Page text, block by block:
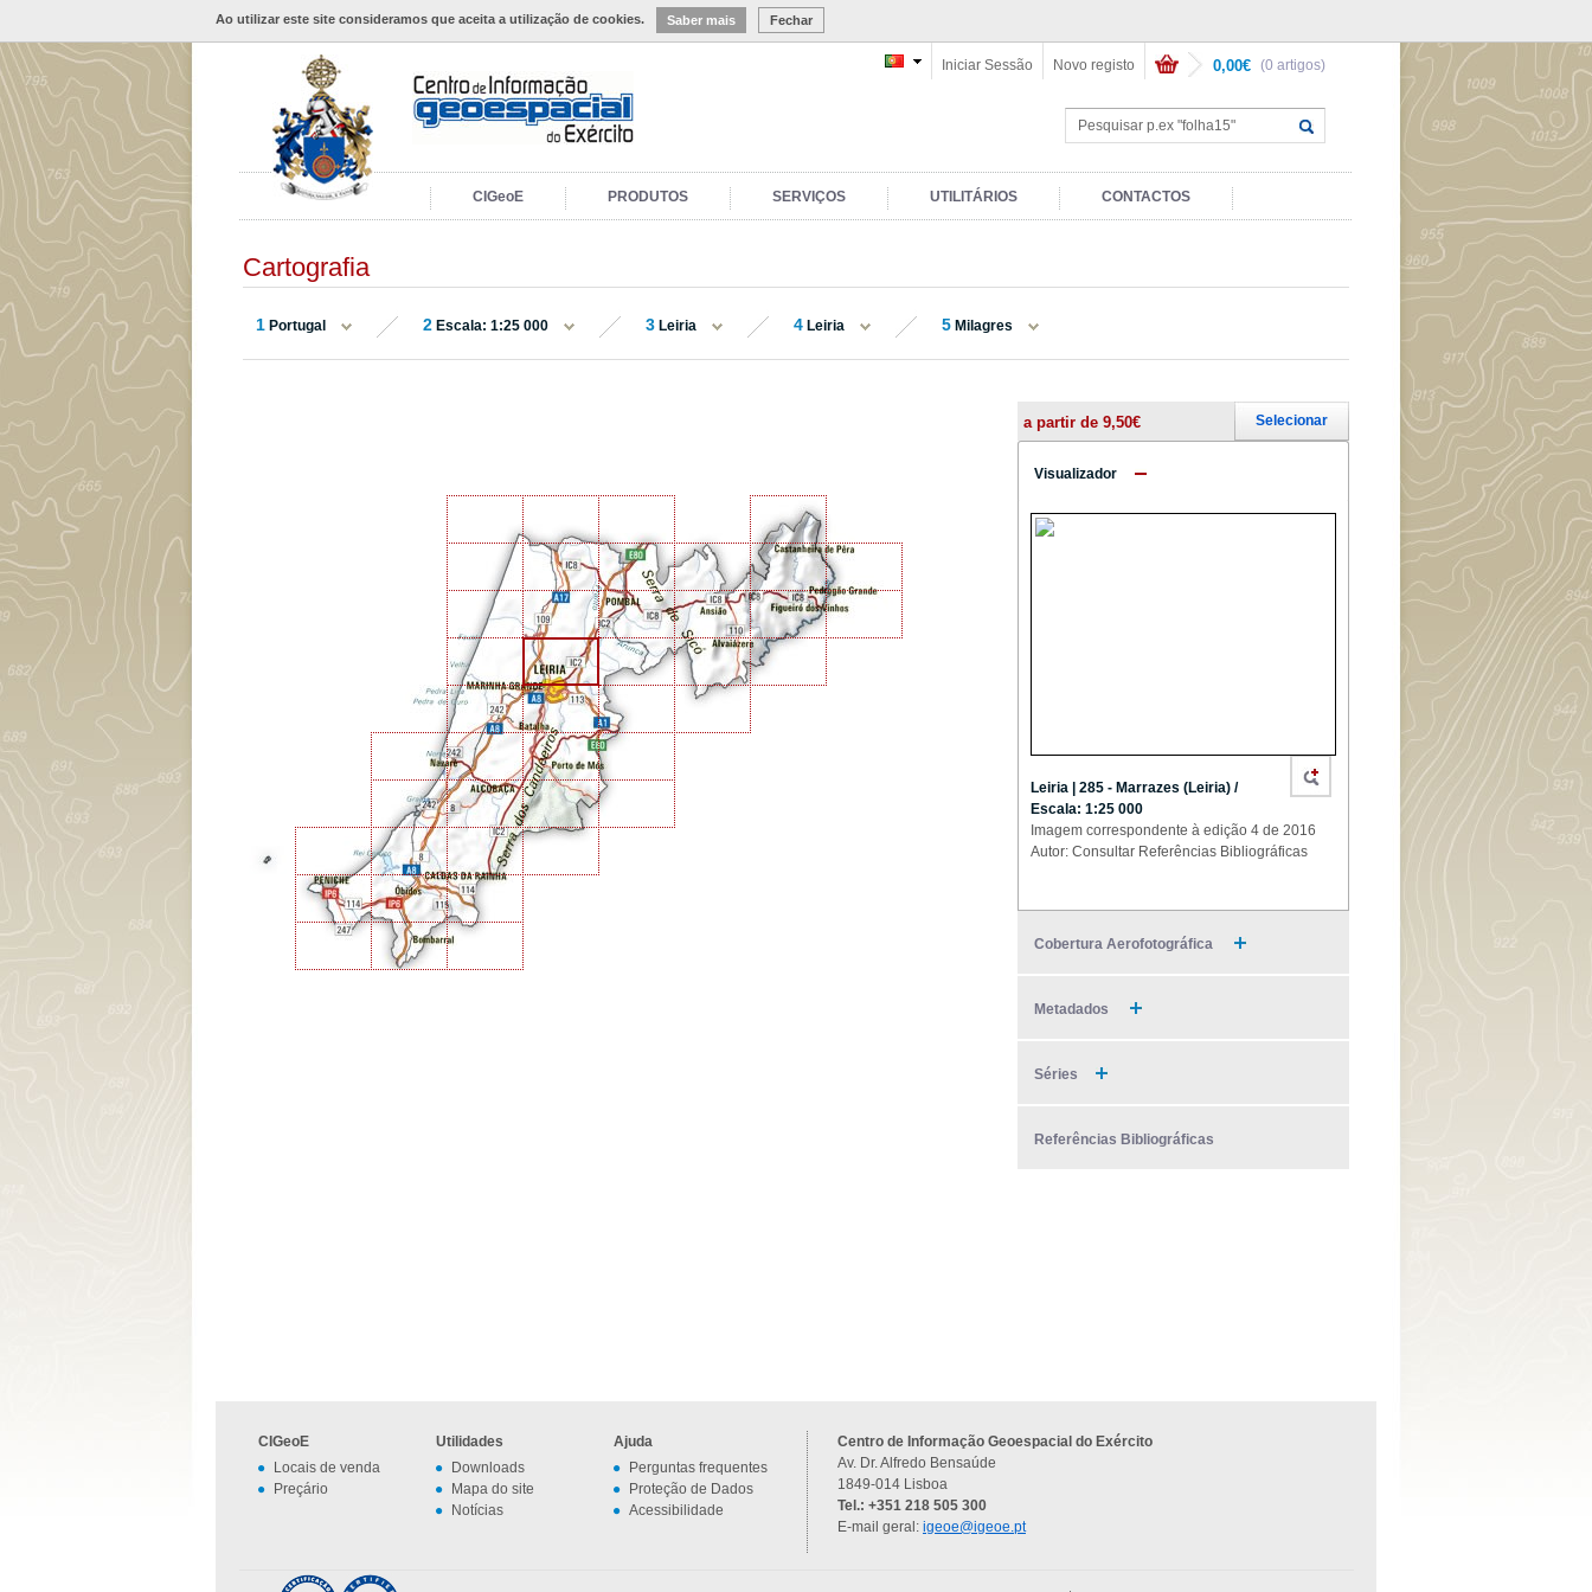
Ao utilizar este site consideramos que aceita a utilização de cookies. Saber mais Fechar
(0 artigos)
0,00€
Novo registo
Iniciar Sessão
CIGeoE PRODUTOS SERVIÇOS UTILITÁRIOS CONTACTOS
Cartografia
1 Portugal 2 Escala: 1:25 000 3 Leiria 4 Leiria 5 Milagres
a partir de 9,50€ Selecionar
Visualizador
Leiria | 285 - Marrazes (Leiria) /
Escala: 1:25 000
Imagem correspondente à edição 4 de 2016
Autor: Consultar Referências Bibliográficas
Cobertura Aerofotográfica
Metadados
Séries
Referências Bibliográficas
CIGeoE
Locais de venda
Preçário
Utilidades
Downloads
Mapa do site
Notícias
Ajuda
Perguntas frequentes
Proteção de Dados
Acessibilidade
Centro de Informação Geoespacial do Exército
Av. Dr. Alfredo Bensaúde
1849-014 Lisboa
Tel.: +351 218 505 300
E-mail geral: igeoe@igeoe.pt